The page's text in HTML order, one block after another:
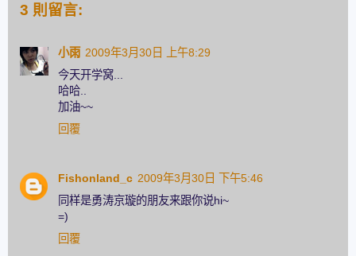
3 則留言:
小雨 2009年3月30日 上午8:29
今天开学窝...
哈哈..
加油~~
回覆
Fishonland_c 2009年3月30日 下午5:46
同样是勇涛京璇的朋友来跟你说hi~
=)
回覆